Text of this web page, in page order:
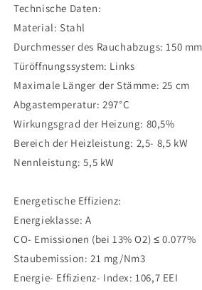
Ø150
BImSchV
Stufe
2
Holzofen
Ø150
Stufe
Holzofen
Technische Daten:
Material: Stahl
Durchmesser des Rauchabzugs: 150 mm
Türöffnungssystem: Links
Maximale Länger der Stämme: 25 cm
Abgastemperatur: 297°C
Wirkungsgrad der Heizung: 80,5%
Bereich der Heizleistung: 2,5- 8,5 kW
Nennleistung: 5,5 kW
Energetische Effizienz:
Energieklasse: A
CO- Emissionen (bei 13% O2) ≤ 0.077%
Staubemission: 21 mg/Nm3
Energie- Effizienz- Index: 106,7 EEI